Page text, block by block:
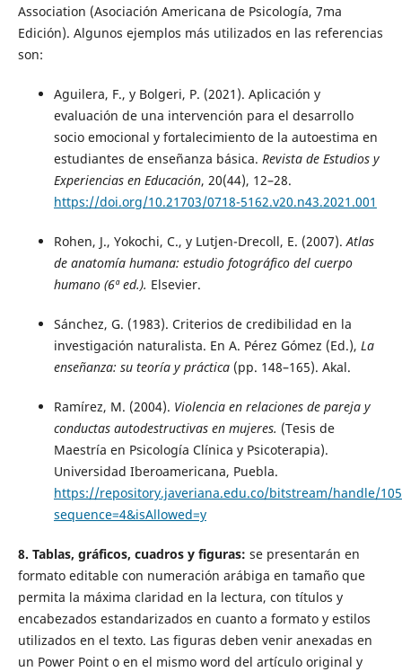
Association (Asociación Americana de Psicología, 7ma
Edición). Algunos ejemplos más utilizados en las referencias
son:
Aguilera, F., y Bolgeri, P. (2021). Aplicación y
evaluación de una intervención para el desarrollo
socio emocional y fortalecimiento de la autoestima en
estudiantes de enseñanza básica. Revista de Estudios y
Experiencias en Educación, 20(44), 12–28.
https://doi.org/10.21703/0718-5162.v20.n43.2021.001
Rohen, J., Yokochi, C., y Lutjen-Drecoll, E. (2007).Atlas
de anatomía humana: estudio fotográfico del cuerpo
humano (6ª ed.). Elsevier.
Sánchez, G. (1983). Criterios de credibilidad en la
investigación naturalista. En A. Pérez Gómez (Ed.), La
enseñanza: su teoría y práctica(pp. 148–165). Akal.
Ramírez, M. (2004). Violencia en relaciones de pareja y
conductas autodestructivas en mujeres. (Tesis de
Maestría en Psicología Clínica y Psicoterapia).
Universidad Iberoamericana, Puebla.
https://repository.javeriana.edu.co/bitstream/handle/
sequence=4&isAllowed=y
8. Tablas, gráficos, cuadros y figuras: se presentarán en
formato editable con numeración arábiga en tamaño que
permita la máxima claridad en la lectura, con títulos y
encabezados estandarizados en cuanto a formato y estilos
utilizados en el texto. Las figuras deben venir anexadas en
un Power Point o en el mismo word del artículo original y